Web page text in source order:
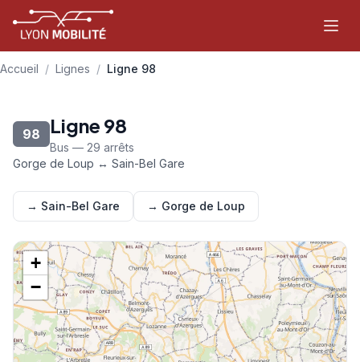
Aller au contenu principal
Accueil / Lignes / Ligne 98
98 Ligne 98
Bus — 29 arrêts
Gorge de Loup ↔ Sain-Bel Gare
→ Sain-Bel Gare → Gorge de Loup
+
−